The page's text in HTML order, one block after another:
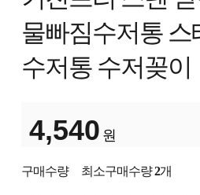
물빠짐수저통
수저통 수저꽂이
4,540 원
구매수량 최소구매수량2개